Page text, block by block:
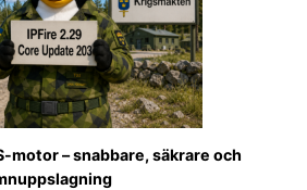
motor – snabbare, säkrare och